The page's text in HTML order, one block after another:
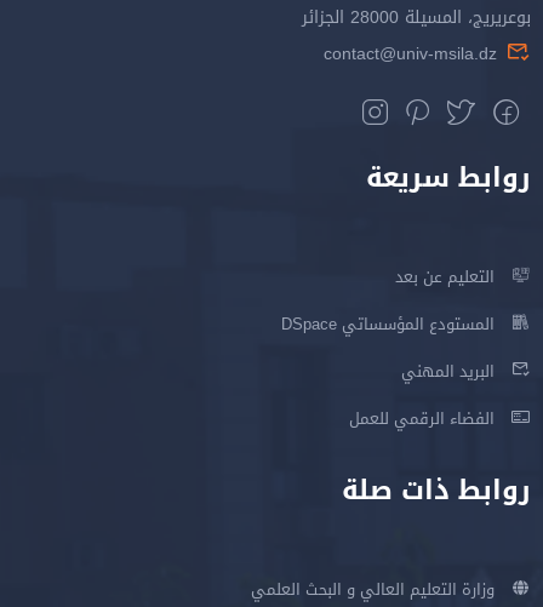
بوعريريج، المسيلة 28000 الجزائر
contact@univ-msila.dz
روابط سريعة
التعليم عن بعد
المستودع المؤسساتي DSpace
البريد المهني
الفضاء الرقمي للعمل
روابط ذات صلة
وزارة التعليم العالي و البحث العلمي